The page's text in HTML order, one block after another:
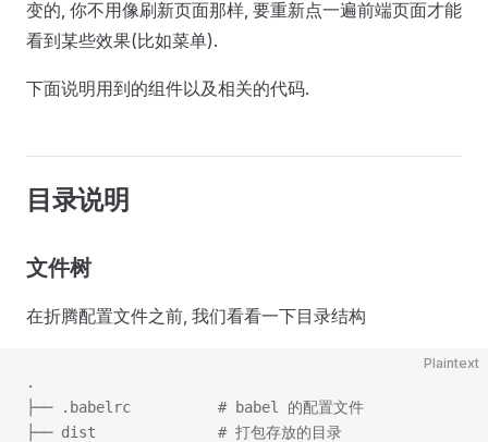
变的, 你不用像刷新页面那样, 要重新点一遍前端页面才能
看到某些效果(比如菜单).
下面说明用到的组件以及相关的代码.
目录说明
文件树
在折腾配置文件之前, 我们看看一下目录结构
Plaintext
.
├── .babelrc          # babel 的配置文件
├── dist              # 打包存放的目录